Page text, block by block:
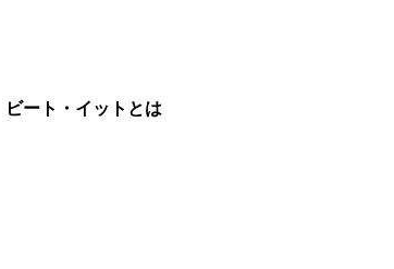
ビート・イットとは